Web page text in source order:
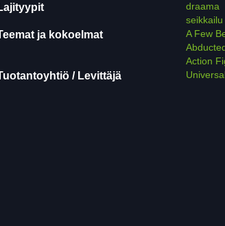
draama
seikkailu
ja kokoelmat
A Few
Action
/ Levittäjä